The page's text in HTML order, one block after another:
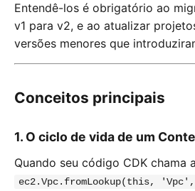
Entendê-los é obrigatório ao
v1 para v2, e ao atualizar
versões menores que
Conceitos principais
1. O ciclo de vida de um
Quando seu código CDK chama
ec2.Vpc.fromLookup(this,